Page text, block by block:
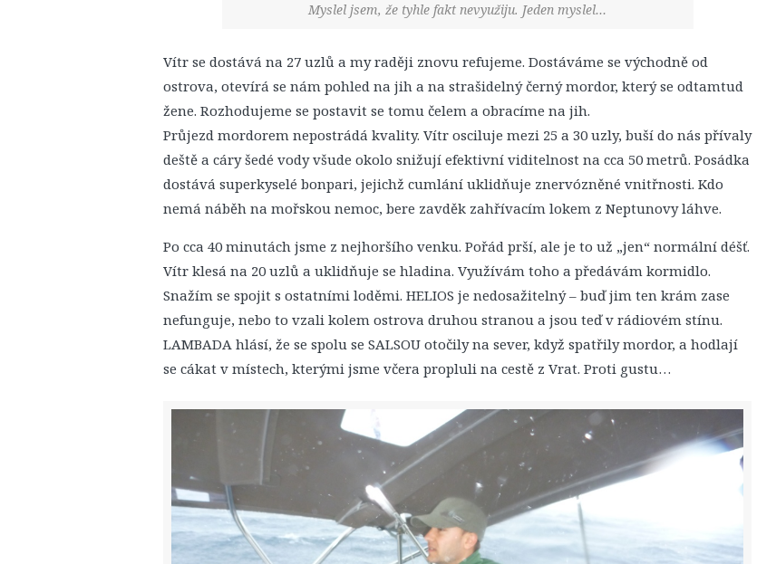
Myslel jsem, že tyhle fakt nevyužiju. Jeden myslel…
Vítr se dostává na 27 uzlů a my raději znovu refujeme. Dostáváme se východně od
ostrova, otevírá se nám pohled na jih a na strašidelný černý mordor, který se odtamtud
žene. Rozhodujeme se postavit se tomu čelem a obracíme na jih.
Průjezd mordorem nepostrádá kvality. Vítr osciluje mezi 25 a 30 uzly, buší do nás přívaly
deště a cáry šedé vody všude okolo snižují efektivní viditelnost na cca 50 metrů. Posádka
dostává superkyselé bonpari, jejichž cumlání uklidňuje znervózněné vnitřnosti. Kdo
nemá náběh na mořskou nemoc, bere zavděk zahřívacím lokem z Neptunovy láhve.
Po cca 40 minutách jsme z nejhoršího venku. Pořád prší, ale je to už „jen“ normální déšť.
Vítr klesá na 20 uzlů a uklidňuje se hladina. Využívám toho a předávám kormidlo.
Snažím se spojit s ostatními loděmi. HELIOS je nedosažitelný – buď jim ten krám zase
nefunguje, nebo to vzali kolem ostrova druhou stranou a jsou teď v rádiovém stínu.
LAMBADA hlásí, že se spolu se SALSOU otočily na sever, když spatřily mordor, a hodlají
se cákat v místech, kterými jsme včera propluli na cestě z Vrat. Proti gustu…